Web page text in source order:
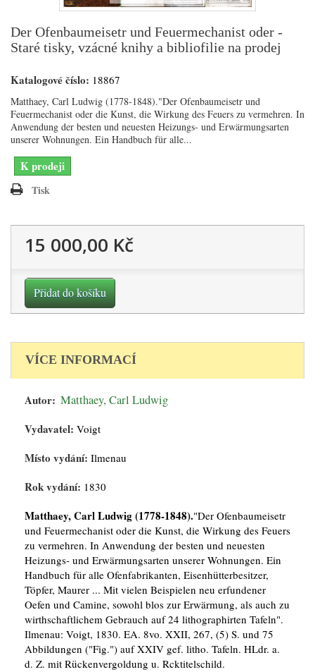
Der Ofenbaumeisetr und Feuermechanist oder -
Staré tisky, vzácné knihy a bibliofilie na prodej
Katalogové číslo: 18867
Matthaey, Carl Ludwig (1778-1848)."Der Ofenbaumeisetr und
Feuermechanist oder die Kunst, die Wirkung des Feuers zu vermehren. In
Anwendung der besten und neuesten Heizungs- und Erwärmungsarten
unserer Wohnungen. Ein Handbuch für alle...
K prodeji
Tisk
15 000,00 Kč
Přidat do košíku
VÍCE INFORMACÍ
Autor: Matthaey, Carl Ludwig
Vydavatel: Voigt
Místo vydání: Ilmenau
Rok vydání: 1830
Matthaey, Carl Ludwig (1778-1848)."Der Ofenbaumeisetr
und Feuermechanist oder die Kunst, die Wirkung des Feuers
zu vermehren. In Anwendung der besten und neuesten
Heizungs- und Erwärmungsarten unserer Wohnungen. Ein
Handbuch für alle Ofenfabrikanten, Eisenhütterbesitzer,
Töpfer, Maurer ... Mit vielen Beispielen neu erfundener
Oefen und Camine, sowohl blos zur Erwärmung, als auch zu
wirthschaftlichem Gebrauch auf 24 lithographirten Tafeln".
Ilmenau: Voigt, 1830. EA. 8vo. XXII, 267, (5) S. und 75
Abbildungen ("Fig.") auf XXIV gef. litho. Tafeln. HLdr. a.
d. Z. mit Rückenvergoldung u. Rcktitelschild.